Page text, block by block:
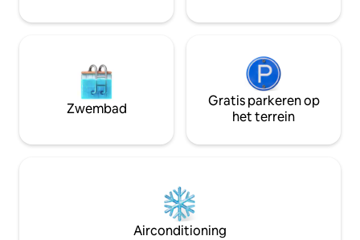
Zwembad
Gratis parkeren op
het terrein
Airconditioning